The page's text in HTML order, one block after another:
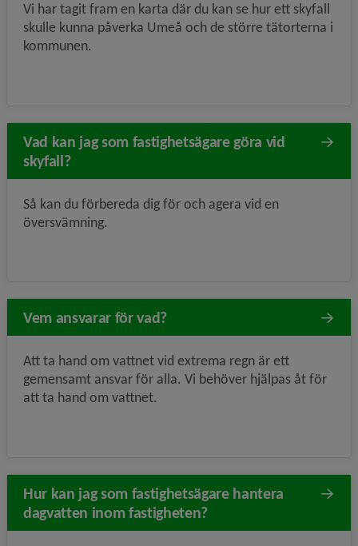
Vi har tagit fram en karta där du kan se hur ett skyfall
skulle kunna påverka Umeå och de större tätorterna i
kommunen.
Vad kan jag som fastighetsägare göra vid
skyfall?
Så kan du förbereda dig för och agera vid en
översvämning.
Vem ansvarar för vad?
Att ta hand om vattnet vid extrema regn är ett
gemensamt ansvar för alla. Vi behöver hjälpas åt för
att ta hand om vattnet.
Hur kan jag som fastighetsägare hantera
dagvatten inom fastigheten?